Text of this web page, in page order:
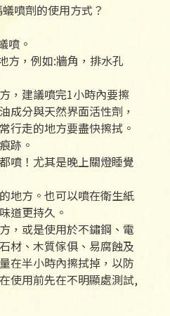
噴劑的使用方式？
噴。
方，例如:牆角，排水孔
，建議噴完1小時內要擦
成分與天然界面活性劑，
行走的地方要盡快擦拭。
跡。
噴！尤其是晚上關燈睡覺
地方。也可以噴在衛生紙
道更持久。
，或是使用於不鏽鋼、電
材、木質傢俱、易腐蝕及
在半小時內擦拭掉，以防
使用前先在不明顯處測試,